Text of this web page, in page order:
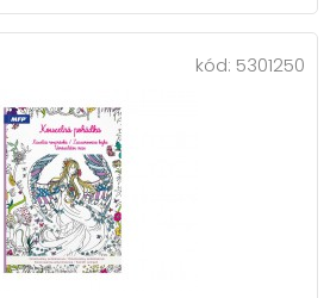
kód: 5301250